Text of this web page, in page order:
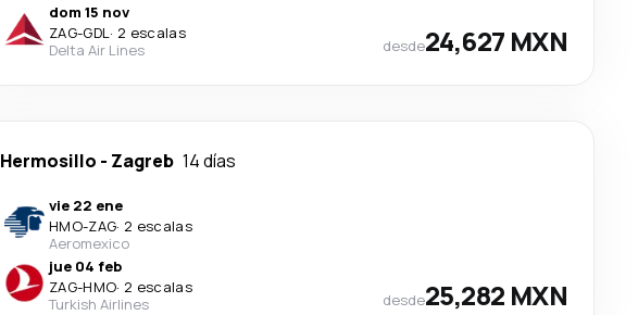
dom 15 nov
ZAG-GDL· 2 escalas
Delta Air Lines
desde24,627 MXN
Hermosillo - Zagreb 14 días
vie 22 ene
HMO-ZAG· 2 escalas
Aeromexico
jue 04 feb
ZAG-HMO· 2 escalas
Turkish Airlines
desde25,282 MXN